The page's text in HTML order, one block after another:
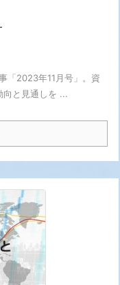
「2023年11月号」。資
向と見通しを ...